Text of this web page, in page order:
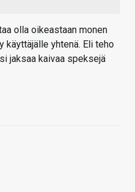
olla oikeastaan monen
käyttäjälle yhtenä. Eli teho
jaksaa kaivaa speksejä